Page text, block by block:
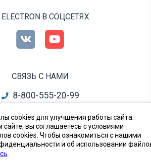
ELECTRON В СОЦСЕТЯХ
СВЯЗЬ С НАМИ
8-800-555-20-99
info@ipelectron.ru
все контакты
и Электронные компоненты
cookies для улучшения работы сайта.
вы соглашаетесь с условиями
cookies. Чтобы ознакомиться с нашими
и об использовании